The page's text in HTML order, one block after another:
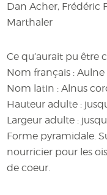
Dan Acher, Frédéric
Marthaler
Ce qu’aurait pu être
Nom français : Aulne
Nom latin : Alnus
Hauteur adulte :
Largeur adulte :
Forme pyramidale.
nourricier pour les
de coeur.